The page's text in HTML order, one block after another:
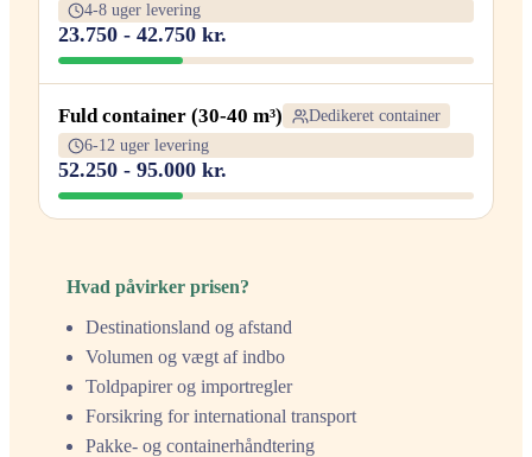
4-8 uger levering
23.750 - 42.750 kr.
Fuld container (30-40 m³)
Dedikeret container
6-12 uger levering
52.250 - 95.000 kr.
Hvad påvirker prisen?
Destinationsland og afstand
Volumen og vægt af indbo
Toldpapirer og importregler
Forsikring for international transport
Pakke- og containerhåndtering